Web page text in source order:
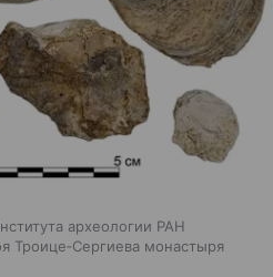
археологии РАН
Троице‑Сергиева монастыря